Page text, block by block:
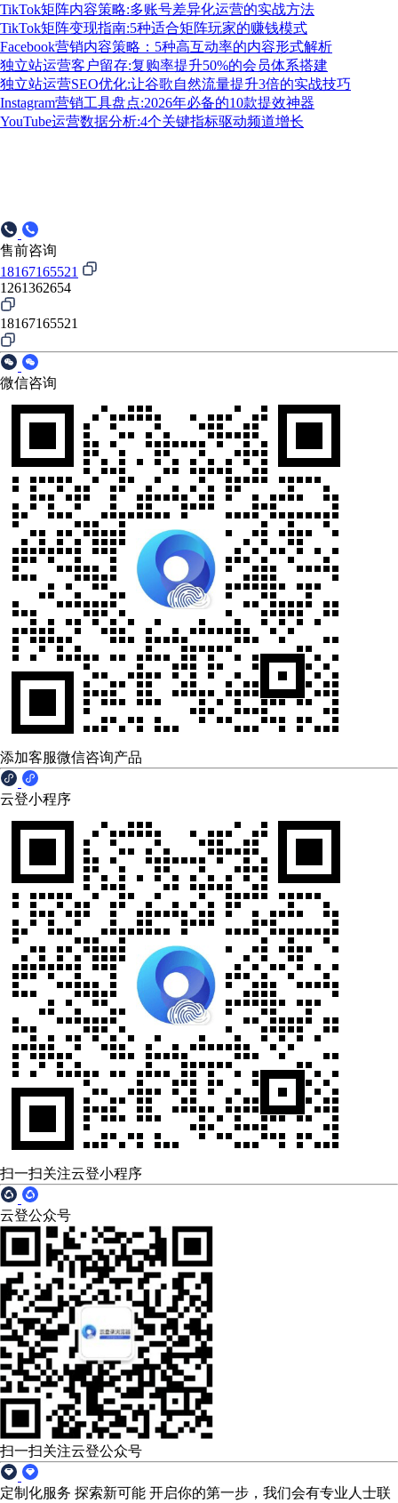
TikTok矩阵内容策略:多账号差异化运营的实战方法
TikTok矩阵变现指南:5种适合矩阵玩家的赚钱模式
Facebook营销内容策略：5种高互动率的内容形式解析
独立站运营客户留存:复购率提升50%的会员体系搭建
独立站运营SEO优化:让谷歌自然流量提升3倍的实战技巧
Instagram营销工具盘点:2026年必备的10款提效神器
YouTube运营数据分析:4个关键指标驱动频道增长
售前咨询
18167165521
1261362654
18167165521
微信咨询
添加客服微信咨询产品
云登小程序
扫一扫关注云登小程序
云登公众号
扫一扫关注云登公众号
定制化服务 探索新可能 开启你的第一步，我们会有专业人士联